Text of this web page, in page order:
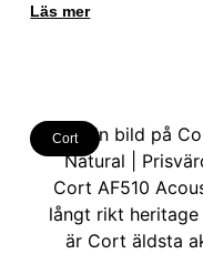
Läs mer
Cort